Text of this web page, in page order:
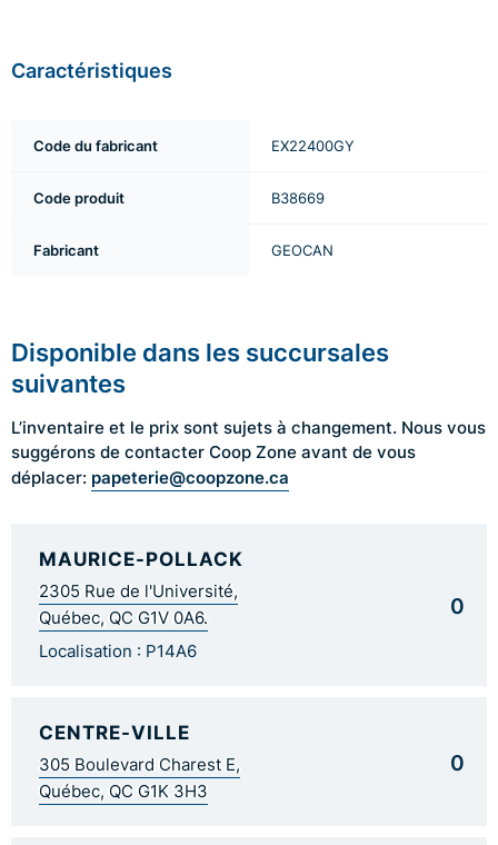
Caractéristiques
Code du fabricant EX22400GY
Code produit B38669
Fabricant GEOCAN
Disponible dans les succursales
suivantes
L’inventaire et le prix sont sujets à changement. Nous vous
suggérons de contacter Coop Zone avant de vous
déplacer: papeterie@coopzone.ca
MAURICE-POLLACK
2305 Rue de l'Université,
Québec, QC G1V 0A6.
Localisation : P14A6
0
CENTRE-VILLE
305 Boulevard Charest E,
Québec, QC G1K 3H3
0